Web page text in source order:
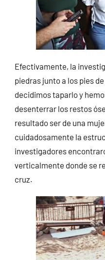
Efectivamente, la
piedras junto a los pies
decidimos taparlo y
desenterrar los restos
resultado ser de una
cuidadosamente la
investigadores
verticalmente donde se
cruz.